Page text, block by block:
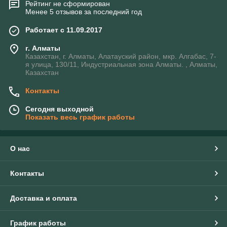
Рейтинг не сформирован
Менее 5 отзывов за последний год
Работает с 11.09.2017
г. Алматы
Казахстан, г. Алматы, Алатауский район, мкр. Алгабас, 7-
я улица, 130/11, Индустриальная зона Алматы. , Алматы,
Казахстан
Контакты
Сегодня выходной
Показать весь график работы
О нас
Контакты
Доставка и оплата
График работы